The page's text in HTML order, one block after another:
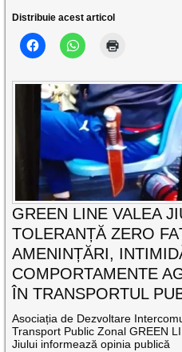
Distribuie acest articol
GREEN LINE VALEA
TOLERANȚĂ ZERO
AMENINȚĂRI,
COMPORTAMENTE
ÎN TRANSPORTUL
Asociația de Dezvoltare
Transport Public Zonal GREEN
Jiului informează opinia publică